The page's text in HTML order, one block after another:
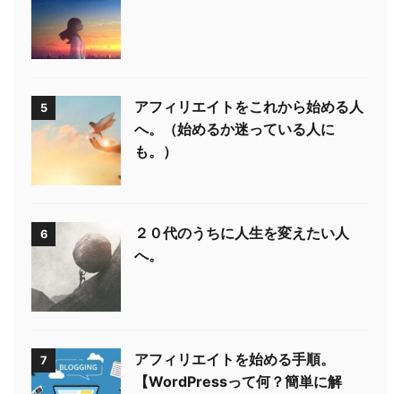
5
アフィリエイトをこれから始める人
へ。（始めるか迷っている人に
も。）
6
２０代のうちに人生を変えたい人
へ。
7
アフィリエイトを始める手順。
【WordPressって何？簡単に解